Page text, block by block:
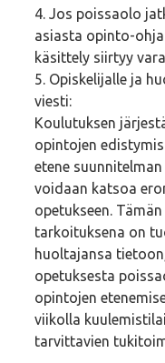
4. Jos poissaolo
asiasta opinto-
käsittely siirtyy
5. Opiskelijalle ja
viesti:
Koulutuksen
opintojen
etene
voidaan katsoa
opetukseen.
tarkoituksena on
huoltajansa
opetuksesta
opintojen
viikolla
tarvittavien